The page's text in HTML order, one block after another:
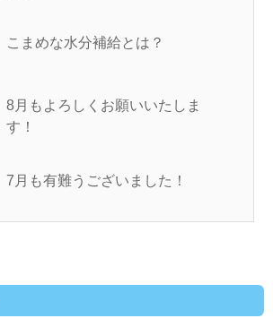
こまめな水分補給とは？
8月もよろしくお願いいたしま
す！
7月も有難うございました！